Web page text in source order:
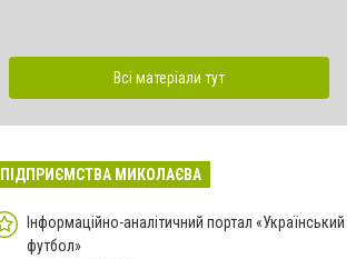
Всі матеріали тут
ПІДПРИЄМСТВА МИКОЛАЄВА
Інформаційно-аналітичний портал «Український
футбол»